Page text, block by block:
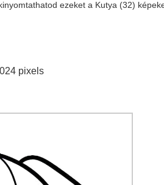
ezeket a Kutya (32)
pixels